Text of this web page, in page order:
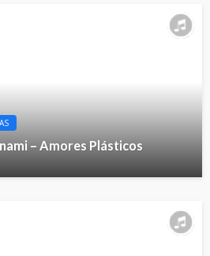
– Amores Plásticos